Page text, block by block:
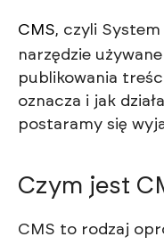
CMS, czyli
narzędzie
publikowania
oznacza i jak
postaramy się
Czym jest
CMS to rodzaj